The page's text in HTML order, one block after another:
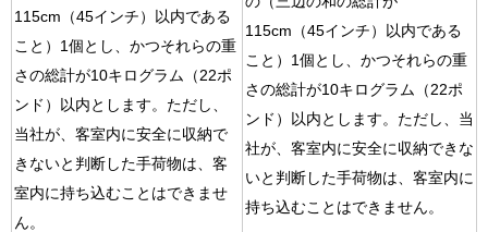
115cm（45インチ）以内である
こと）1個とし、かつそれらの重
さの総計が10キログラム（22ポ
ンド）以内とします。ただし、
当社が、客室内に安全に収納で
きないと判断した手荷物は、客
室内に持ち込むことはできませ
ん。
115cm（45インチ）以内である
こと）1個とし、かつそれらの重
さの総計が10キログラム（22ポ
ンド）以内とします。ただし、当
社が、客室内に安全に収納できな
いと判断した手荷物は、客室内に
持ち込むことはできません。